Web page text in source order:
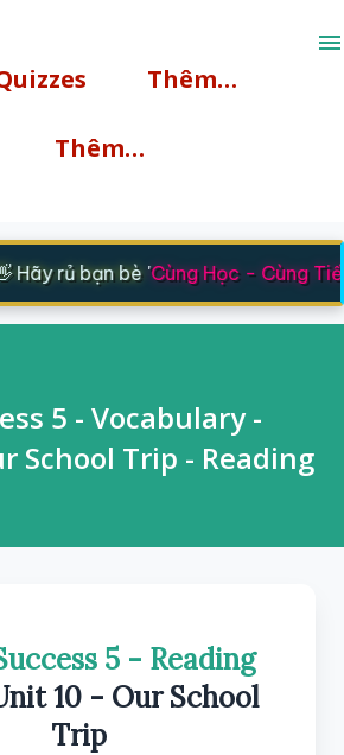
Thêm…
Thêm…
rủ bạn bè 'Cùng Học - Cùng Tiến
5 - Vocabulary -
School Trip - Reading
5 - Reading
10 - Our School
Trip